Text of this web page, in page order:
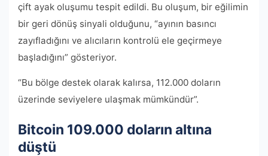
çift ayak oluşumu tespit edildi. Bu oluşum, bir eğilimin
bir geri dönüş sinyali olduğunu, “ayının basıncı
zayıfladığını ve alıcıların kontrolü ele geçirmeye
başladığını” gösteriyor.
“Bu bölge destek olarak kalırsa, 112.000 doların
üzerinde seviyelere ulaşmak mümkündür”.
Bitcoin 109.000 doların altına
düştü